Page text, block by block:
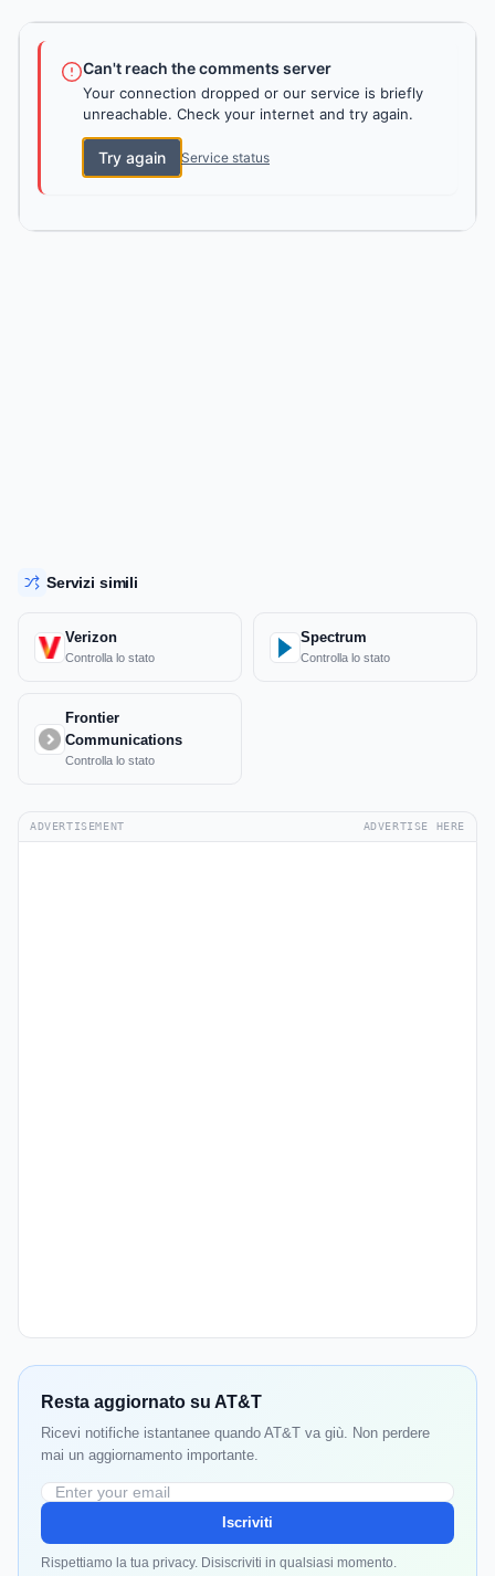
Can't reach the comments server
Your connection dropped or our service is briefly
unreachable. Check your internet and try again.
Try again Service status
Servizi simili
Verizon
Controlla lo stato
Spectrum
Controlla lo stato
Frontier
Communications
Controlla lo stato
ADVERTISEMENT ADVERTISE HERE
Resta aggiornato su AT&T
Ricevi notifiche istantanee quando AT&T va giù. Non perdere
mai un aggiornamento importante.
Iscriviti
Rispettiamo la tua privacy. Disiscriviti in qualsiasi momento.